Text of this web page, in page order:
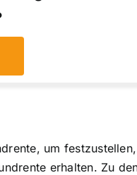
um
erhalten. Zu